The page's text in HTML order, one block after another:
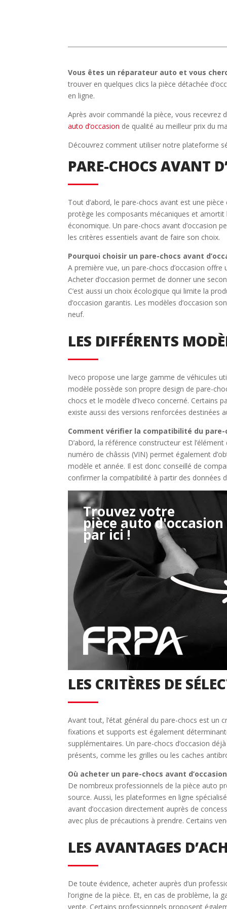
Vous êtes un réparateur auto et vous
trouver en quelques clics la pièce détachée
en ligne.
Après avoir commandé la pièce, vous recevrez
auto d’occasion de qualité au meilleur prix du
Découvrez comment utiliser notre plateforme
PARE-CHOCS AVANT
Tout d’abord, le pare-chocs avant est une
protège les composants mécaniques et amortit
économique. Un pare-chocs avant d’occasion
les critères essentiels avant de faire son choix.
Pourquoi choisir un pare-chocs avant
A première vue, un pare-chocs d’occasion
Acheter d’occasion permet de donner une
C’est aussi un choix écologique qui limite la
d’occasion garantis. Les modèles d’occasion
neuf.
LES DIFFÉRENTS
Iveco propose une large gamme de véhicules
modèle possède son propre design de pare-
chocs et le modèle d’Iveco concerné. Certains
existe aussi des versions renforcées destinées
Comment vérifier la compatibilité du pare-
D’abord, la référence constructeur est
numéro de châssis (VIN) permet également
modèle et année. Il est donc conseillé de
confirmer la compatibilité à partir des données
Trouvez votre
pièce auto d'occasion
par ici !Étape 2/3
Déjà adhérent ?
Créer un compte
LES CRITÈRES DE
Avant tout, l’état général du pare-chocs est un
fixations et supports est également
supplémentaires. Un pare-chocs d’occasion
présents, comme les grilles ou les caches
Où acheter un pare-chocs avant
De nombreux professionnels de la pièce auto
source. Aussi, les plateformes en ligne
avant d’occasion directement auprès de
avec plus de précautions à prendre. Certains
LES AVANTAGES
De toute évidence, acheter auprès d’un
l’origine de la pièce. Et, en cas de problème,
vente. Certains professionnels proposent